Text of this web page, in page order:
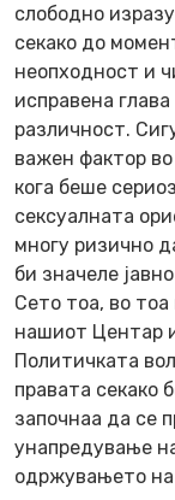
слободно
секако до
неопходност и
исправена
различност.
важен фактор
кога беше
сексуалната
многу ризично
би значеле
Сето тоа, во тоа
нашиот Центар
Политичката
правата секако
започнаа да се
унапредување
одржувањето на